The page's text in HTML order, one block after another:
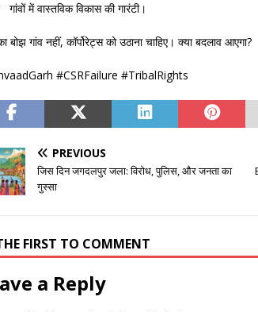
गांवों में वास्तविक विकास की गारंटी।
बोझ गांव नहीं, कॉर्पोरेट्स को उठाना चाहिए। क्या बदलाव आएगा?
#CSRFailure #TribalRights
PREVIOUS
जिस दिन जगदलपुर जला: विरोध, पुलिस, और जनता का
गुस्सा
FIRST TO COMMENT
a Reply